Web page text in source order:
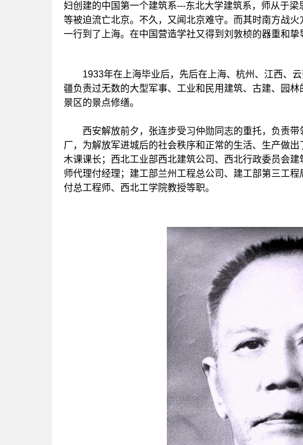
妇创建的中国第一个建筑系---东北大学建筑系，师从于
等被迫流亡北京。不久，又闻北京难守。而其时南方战
一行到了上海。在中国营造学社又得到刘敦桢的器重和挚
1933年在上海毕业后，先后在上海、杭州、江西、云
疆负责过无数的大型军事、工业和民用建筑、古建、园
景区的景点修缮。
西安解放前夕，张连步受习仲勋同志的重托，负责带
厂，为解放军进城后的社会秩序和正常的生活、生产做
木课课长；西北工业部西北建筑公司、西北行政委员会
师代理付经理；建工部兰州工程总公司、建工部第三工
付总工程师、西北工学院教授等职。